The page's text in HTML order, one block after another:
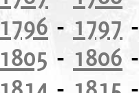
1796 - 1797
1805 - 1806